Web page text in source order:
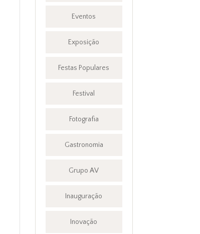
Eventos
Exposição
Festas Populares
Festival
Fotografia
Gastronomia
Grupo AV
Inauguração
Inovação